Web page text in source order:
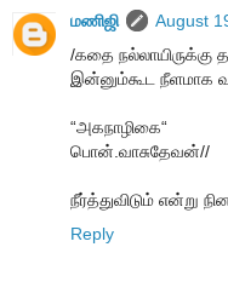
மணிஜி
August
/கதை நல்லாயிருக்கு
இன்னும்கூட நீளமாக
“அகநாழிகை“
பொன்.வாசுதேவன்//
நீர்த்துவிடும் என்று
Reply